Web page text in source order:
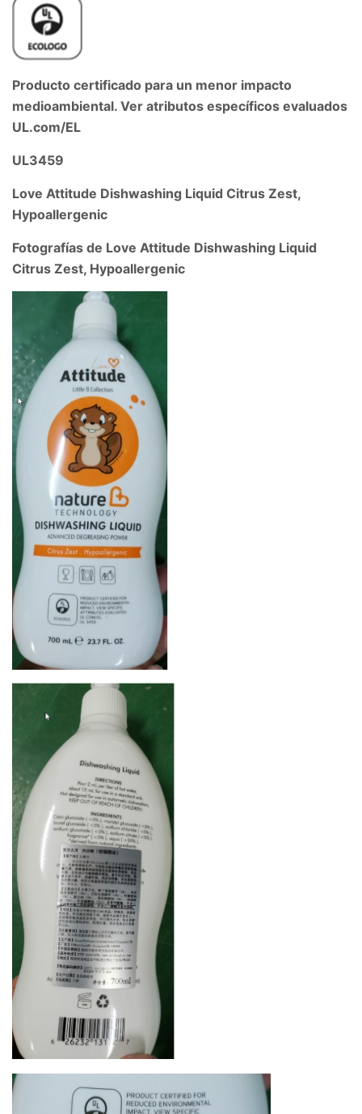
Producto certificado para un menor impacto
medioambiental. Ver atributos específicos evaluados
UL.com/EL
UL3459
Love Attitude Dishwashing Liquid Citrus Zest,
Hypoallergenic
Fotografías de Love Attitude Dishwashing Liquid
Citrus Zest, Hypoallergenic